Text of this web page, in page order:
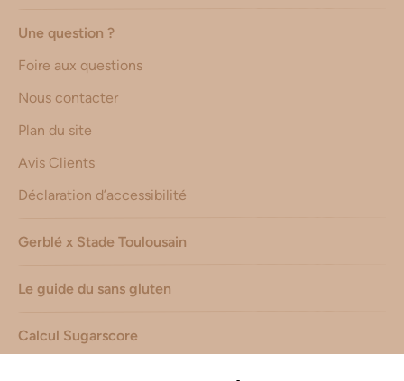
Une question ?
Foire aux questions
Nous contacter
Plan du site
Avis Clients
Déclaration d’accessibilité
Gerblé x Stade Toulousain
Le guide du sans gluten
Calcul Sugarscore